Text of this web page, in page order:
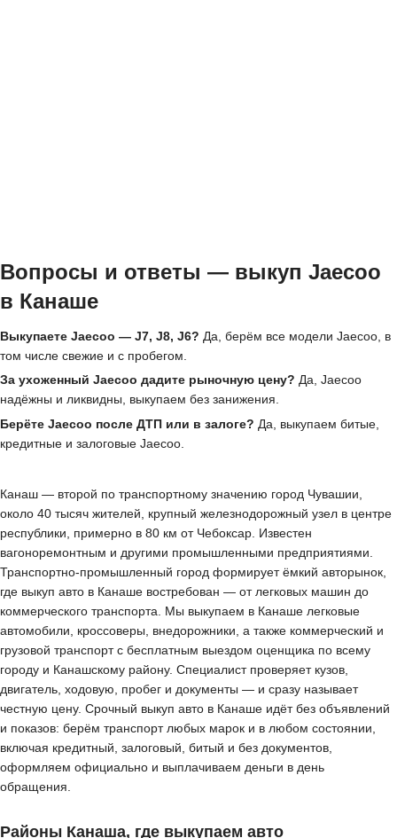
Вопросы и ответы — выкуп Jaecoo
в Канаше
Выкупаете Jaecoo — J7, J8, J6? Да, берём все модели Jaecoo, в
том числе свежие и с пробегом.
За ухоженный Jaecoo дадите рыночную цену? Да, Jaecoo
надёжны и ликвидны, выкупаем без занижения.
Берёте Jaecoo после ДТП или в залоге? Да, выкупаем битые,
кредитные и залоговые Jaecoo.
Канаш — второй по транспортному значению город Чувашии,
около 40 тысяч жителей, крупный железнодорожный узел в центре
республики, примерно в 80 км от Чебоксар. Известен
вагоноремонтным и другими промышленными предприятиями.
Транспортно-промышленный город формирует ёмкий авторынок,
где выкуп авто в Канаше востребован — от легковых машин до
коммерческого транспорта. Мы выкупаем в Канаше легковые
автомобили, кроссоверы, внедорожники, а также коммерческий и
грузовой транспорт с бесплатным выездом оценщика по всему
городу и Канашскому району. Специалист проверяет кузов,
двигатель, ходовую, пробег и документы — и сразу называет
честную цену. Срочный выкуп авто в Канаше идёт без объявлений
и показов: берём транспорт любых марок и в любом состоянии,
включая кредитный, залоговый, битый и без документов,
оформляем официально и выплачиваем деньги в день
обращения.
Районы Канаша, где выкупаем авто